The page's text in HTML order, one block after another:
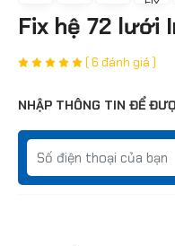
Fix hệ 72 lưới
( 6 đánh giá )
NHẬP THÔNG TIN ĐỂ